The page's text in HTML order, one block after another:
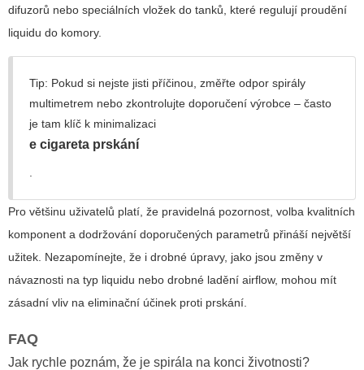
difuzorů nebo speciálních vložek do tanků, které regulují proudění
liquidu do komory.
Tip: Pokud si nejste jisti příčinou, změřte odpor spirály
multimetrem nebo zkontrolujte doporučení výrobce – často
je tam klíč k minimalizaci
e cigareta prskání
Pro většinu uživatelů platí, že pravidelná pozornost, volba kvalitních
komponent a dodržování doporučených parametrů přináší největší
užitek. Nezapomínejte, že i drobné úpravy, jako jsou změny v
návaznosti na typ liquidu nebo drobné ladění airflow, mohou mít
zásadní vliv na eliminační účinek proti prskání.
FAQ
Jak rychle poznám, že je spirála na konci životnosti?